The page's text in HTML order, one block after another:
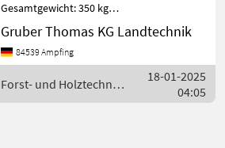
Gesamtgewicht: 350 kg
________ neu,
Forstseilwinde,
hydraulische Steuerung,
Seilgleithaken, für den
Einsatz von Schleppern ab
Gruber Thomas KG Landtechnik
84539 Ampfing
Forst- und Holztechnik
/ Tajfun
18-01-2025
04:05